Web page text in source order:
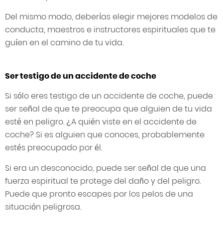
Del mismo modo, deberías elegir mejores modelos de
conducta, maestros e instructores espirituales que te
guíen en el camino de tu vida.
Ser testigo de un accidente de coche
Si sólo eres testigo de un accidente de coche, puede
ser señal de que te preocupa que alguien de tu vida
esté en peligro. ¿A quién viste en el accidente de
coche? Si es alguien que conoces, probablemente
estés preocupado por él.
Si era un desconocido, puede ser señal de que una
fuerza espiritual te protege del daño y del peligro.
Puede que pronto escapes por los pelos de una
situación peligrosa.